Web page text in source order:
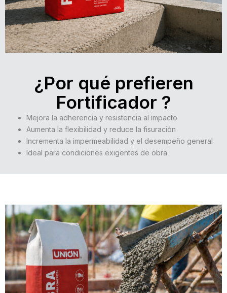
¿Por qué prefieren
Fortificador ?
Mejora la adherencia y resistencia al impacto
Aumenta la flexibilidad y reduce la fisuración
Incrementa la impermeabilidad y el desempeño general
Ideal para condiciones exigentes de obra